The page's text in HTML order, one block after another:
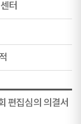
센터
편집심의 의결서